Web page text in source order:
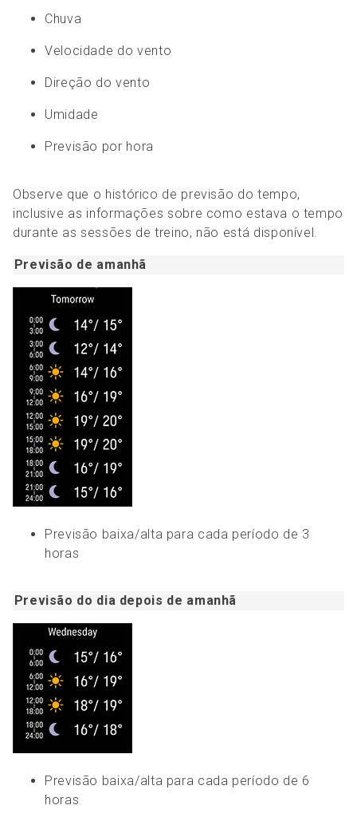
Chuva
Velocidade do vento
Direção do vento
Umidade
Previsão por hora
Observe que o histórico de previsão do tempo,
inclusive as informações sobre como estava o tempo
durante as sessões de treino, não está disponível.
Previsão de amanhã
Previsão baixa/alta para cada período de 3
horas
Previsão do dia depois de amanhã
Previsão baixa/alta para cada período de 6
horas